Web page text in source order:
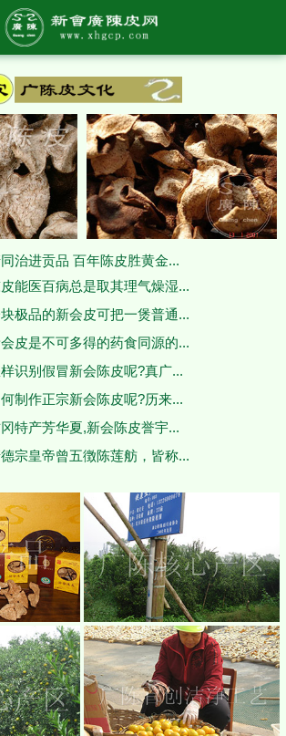
治进贡品 百年陈皮胜黄金...
能医百病总是取其理气燥湿...
极品的新会皮可把一煲普通...
皮是不可多得的药食同源的...
识别假冒新会陈皮呢?真广...
制作正宗新会陈皮呢?历来...
特产芳华夏,新会陈皮誉宇...
宗皇帝曾五徴陈莲舫，皆称...